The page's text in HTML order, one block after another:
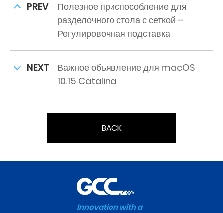
PREV
Полезное приспособление для
разделочного стола с сеткой –
Регулировочная подставка
NEXT
Важное объявление для macOS
10.15 Catalina
BACK
Innovation with a